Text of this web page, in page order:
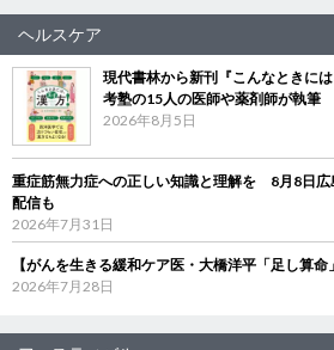
ヘルスケア
現代書林から新刊『こんなときに
考塾の15人の医師や薬剤師が執筆
2026年8月5日
重症筋無力症への正しい知識と理解を 8月8日広
配信も
2026年7月31日
【がんを生きる緩和ケア医・大橋洋平「足し算
2026年7月28日